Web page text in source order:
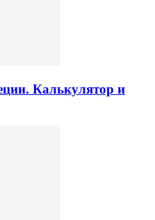
Калькулятор и